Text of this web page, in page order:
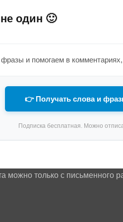
один 🙂
и помогаем в
👉 Получать слова и
Подписка бесплатная. Можно
можно только с письменного